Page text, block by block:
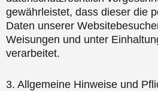
gewährleistet, dass dieser die
Daten unserer
Weisungen und unter
verarbeitet.
3. Allgemeine Hinweise und